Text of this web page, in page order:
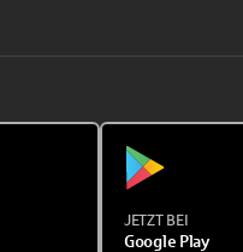
JETZT BEI
Google Play